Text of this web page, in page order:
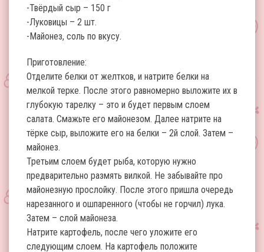
-Твёрдый сыр – 150 г
-Луковицы – 2 шт.
-Майонез, соль по вкусу.
Приготовление:
Отделите белки от желтков, и натрите белки на
мелкой терке. После этого равномерно выложите их в
глубокую тарелку – это и будет первым слоем
салата. Смажьте его майонезом. Далее натрите на
тёрке сыр, выложите его на белки – 2й слой. Затем –
майонез.
Третьим слоем будет рыба, которую нужно
предварительно размять вилкой. Не забывайте про
майонезную прослойку. После этого пришла очередь
нарезанного и ошпаренного (чтобы не горчил) лука.
Затем – слой майонеза.
Натрите картофель, после чего уложите его
следующим слоем. На картофель положите